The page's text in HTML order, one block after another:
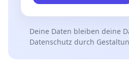
Deine Daten bleiben deine
Datenschutz durch